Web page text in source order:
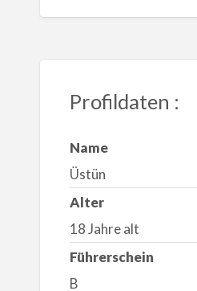
Profildaten :
Name
Üstün
Alter
18 Jahre alt
Führerschein
B